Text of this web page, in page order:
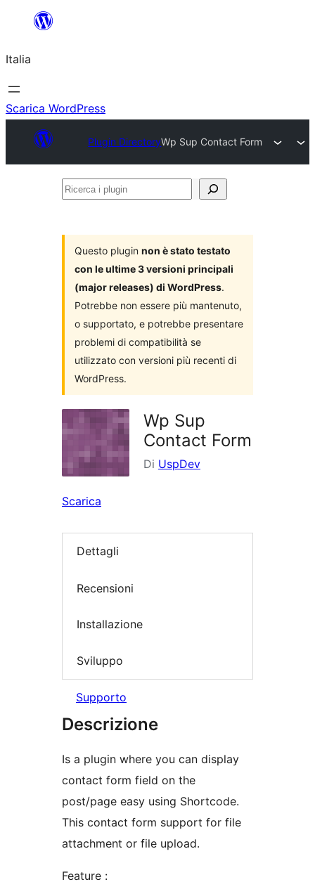
contenuto
Italia
Scarica WordPress
Plugin DirectoryWp Sup Contact Form
Ricerca
Questo plugin non è stato testato
con le ultime 3 versioni principali
(major releases) di WordPress.
Potrebbe non essere più mantenuto,
o supportato, e potrebbe presentare
problemi di compatibilità se
utilizzato con versioni più recenti di
WordPress.
Wp Sup
Contact Form
Di UspDev
Scarica
Dettagli
Recensioni
Installazione
Sviluppo
Supporto
Descrizione
Is a plugin where you can display
contact form field on the
post/page easy using Shortcode.
This contact form support for file
attachment or file upload.
Feature :